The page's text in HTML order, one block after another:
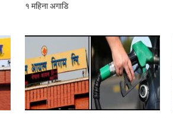
१ महिना अगाडि